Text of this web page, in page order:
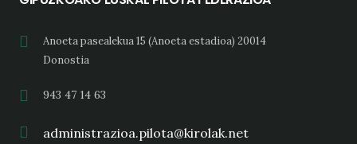
Anoeta pasealekua 15 (Anoeta estadioa) 20014
Donostia
943 47 14 63
administrazioa.pilota@kirolak.net